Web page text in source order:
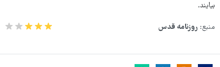
بیایند.
منبع: روزنامه قدس